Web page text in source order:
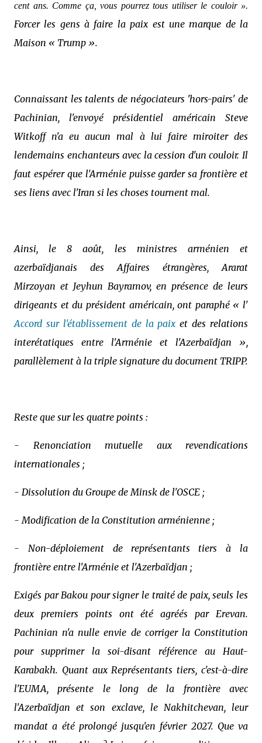
cent ans. Comme ça, vous pourrez tous utiliser le couloir ».
Forcer les gens à faire la paix est une marque de la
Maison « Trump ».
Connaissant les talents de négociateurs 'hors-pairs' de
Pachinian, l'envoyé présidentiel américain Steve
Witkoff n'a eu aucun mal à lui faire miroiter des
lendemains enchanteurs avec la cession d'un couloir. Il
faut espérer que l'Arménie puisse garder sa frontière et
ses liens avec l'Iran si les choses tournent mal.
Ainsi, le 8 août, les ministres arménien et
azerbaïdjanais des Affaires étrangères, Ararat
Mirzoyan et Jeyhun Bayramov, en présence de leurs
dirigeants et du président américain, ont paraphé « l'
Accord sur l'établissement de la paix et des relations
interétatiques entre l'Arménie et l'Azerbaïdjan »,
parallèlement à la triple signature du document TRIPP.
Reste que sur les quatre points :
- Renonciation mutuelle aux revendications
internationales ;
- Dissolution du Groupe de Minsk de l'OSCE ;
- Modification de la Constitution arménienne ;
- Non-déploiement de représentants tiers à la
frontière entre l'Arménie et l'Azerbaïdjan ;
Exigés par Bakou pour signer le traité de paix, seuls les
deux premiers points ont été agréés par Erevan.
Pachinian n'a nulle envie de corriger la Constitution
pour supprimer la soi-disant référence au Haut-
Karabakh. Quant aux Représentants tiers, c'est-à-dire
l'EUMA, présente le long de la frontière avec
l'Azerbaïdjan et son exclave, le Nakhitchevan, leur
mandat a été prolongé jusqu'en février 2027. Que va